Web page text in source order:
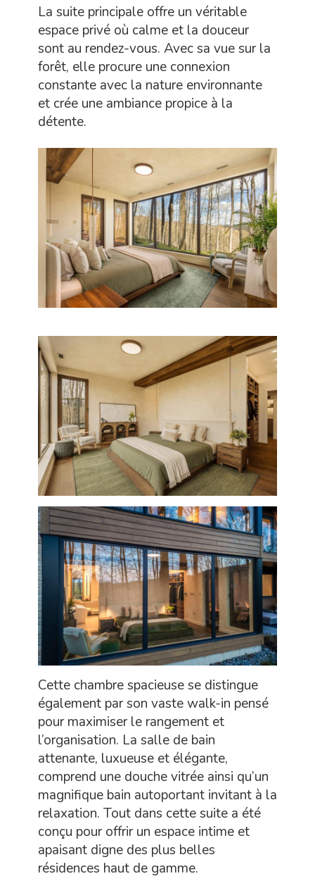
La suite principale offre un véritable
espace privé où calme et la douceur
sont au rendez-vous. Avec sa vue sur la
forêt, elle procure une connexion
constante avec la nature environnante
et crée une ambiance propice à la
détente.
Cette chambre spacieuse se distingue
également par son vaste walk-in pensé
pour maximiser le rangement et
l’organisation. La salle de bain
attenante, luxueuse et élégante,
comprend une douche vitrée ainsi qu’un
magnifique bain autoportant invitant à la
relaxation. Tout dans cette suite a été
conçu pour offrir un espace intime et
apaisant digne des plus belles
résidences haut de gamme.